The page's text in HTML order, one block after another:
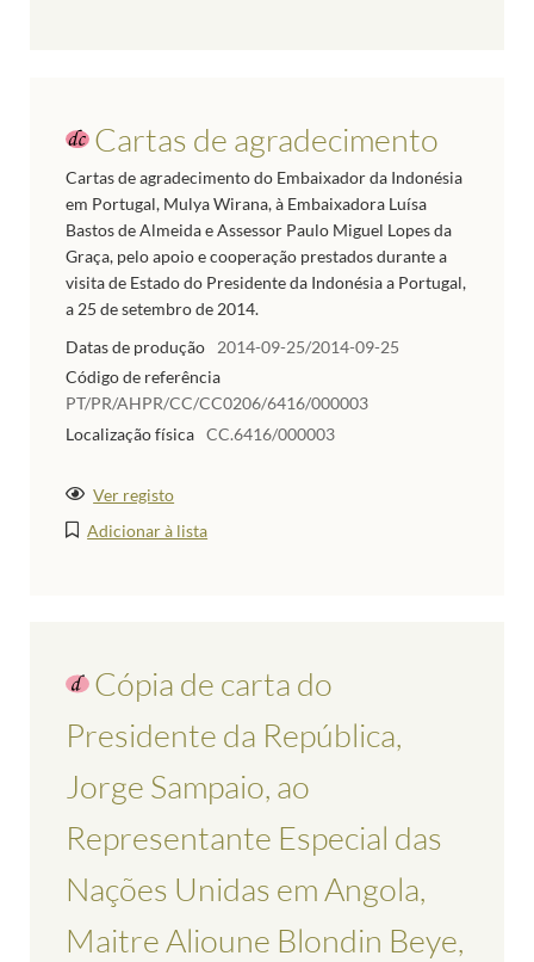
Cartas de agradecimento
Cartas de agradecimento do Embaixador da Indonésia
em Portugal, Mulya Wirana, à Embaixadora Luísa
Bastos de Almeida e Assessor Paulo Miguel Lopes da
Graça, pelo apoio e cooperação prestados durante a
visita de Estado do Presidente da Indonésia a Portugal,
a 25 de setembro de 2014.
Datas de produção
2014-09-25/2014-09-25
Código de referência
PT/PR/AHPR/CC/CC0206/6416/000003
Localização física CC.6416/000003
Ver registo
Adicionar à lista
Cópia de carta do
Presidente da República,
Jorge Sampaio, ao
Representante Especial das
Nações Unidas em Angola,
Maitre Alioune Blondin Beye,